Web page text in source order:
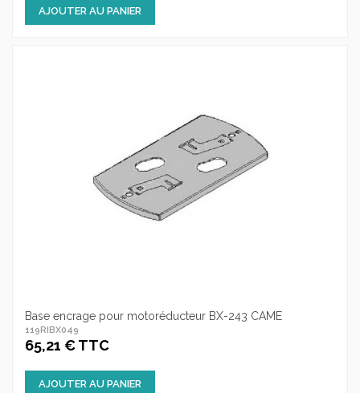
AJOUTER AU PANIER
Base encrage pour motoréducteur BX-243 CAME
119RIBX049
65,21 € TTC
AJOUTER AU PANIER